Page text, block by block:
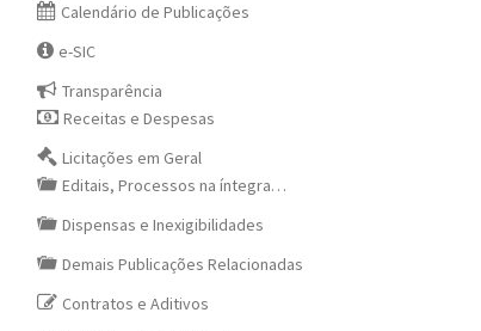
Calendário de Publicações
e-SIC
Transparência
Receitas e Despesas
Licitações em Geral
Editais, Processos na íntegra…
Dispensas e Inexigibilidades
Demais Publicações Relacionadas
Contratos e Aditivos